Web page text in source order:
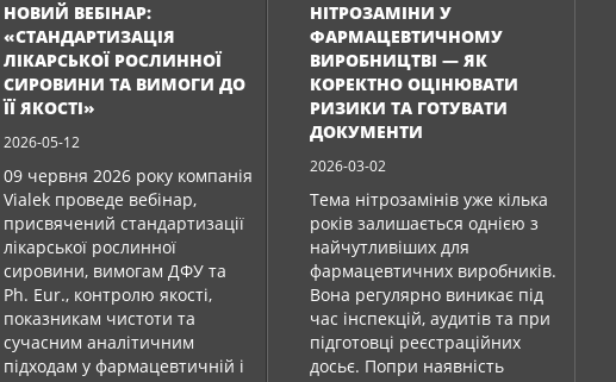
НОВИЙ ВЕБІНАР:
«СТАНДАРТИЗАЦІЯ
ЛІКАРСЬКОЇ РОСЛИННОЇ
СИРОВИНИ ТА ВИМОГИ ДО
ЇЇ ЯКОСТІ»
2026-05-12
09 червня 2026 року компанія
Vialek проведе вебінар,
присвячений стандартизації
лікарської рослинної
сировини, вимогам ДФУ та
Ph. Eur., контролю якості,
показникам чистоти та
сучасним аналітичним
підходам у фармацевтичній і
НІТРОЗАМІНИ У
ФАРМАЦЕВТИЧНОМУ
ВИРОБНИЦТВІ — ЯК
КОРЕКТНО ОЦІНЮВАТИ
РИЗИКИ ТА ГОТУВАТИ
ДОКУМЕНТИ
2026-03-02
Тема нітрозамінів уже кілька
років залишається однією з
найчутливіших для
фармацевтичних виробників.
Вона регулярно виникає під
час інспекцій, аудитів та при
підготовці реєстраційних
досьє. Попри наявність